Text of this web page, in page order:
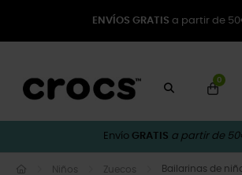
ENVÍOS GRATIS a partir de
0
Envío GRATIS a partir de
Niños Zuecos
Bailarinas de